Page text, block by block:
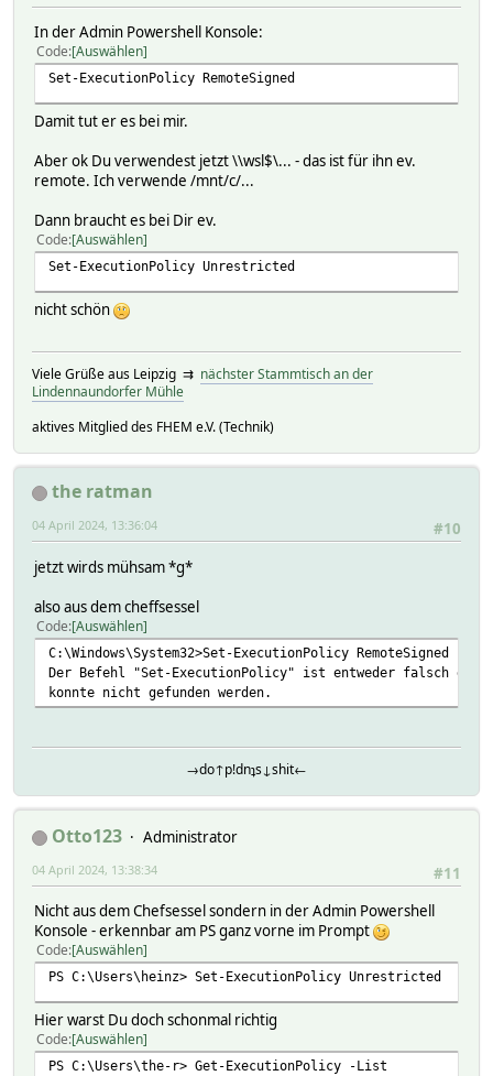
In der Admin Powershell Konsole:
Code Auswählen
Set-ExecutionPolicy RemoteSigned
Damit tut er es bei mir.
Aber ok Du verwendest jetzt \\wsl$\... - das ist für ihn ev.
remote. Ich verwende /mnt/c/...
Dann braucht es bei Dir ev.
Code Auswählen
Set-ExecutionPolicy Unrestricted
nicht schön
Viele Grüße aus Leipzig ⇉ nächster Stammtisch an der
Lindennaundorfer Mühle
aktives Mitglied des FHEM e.V. (Technik)
the ratman
#10
04 April 2024, 13:36:04
jetzt wirds mühsam *g*
also aus dem cheffsessel
Code Auswählen
C:\Windows\System32>Set-ExecutionPolicy RemoteSigned
Der Befehl "Set-ExecutionPolicy" ist entweder falsch
konnte nicht gefunden werden.
→do↑p!dnʇs↓shit←
Otto123
Administrator
#11
04 April 2024, 13:38:34
Nicht aus dem Chefsessel sondern in der Admin Powershell
Konsole - erkennbar am PS ganz vorne im Prompt
Code Auswählen
PS C:\Users\heinz> Set-ExecutionPolicy Unrestricted
Hier warst Du doch schonmal richtig
Code Auswählen
PS C:\Users\the-r> Get-ExecutionPolicy -List